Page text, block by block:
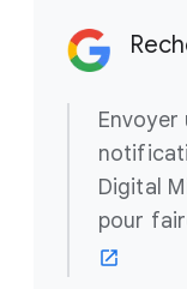
Digital
pour